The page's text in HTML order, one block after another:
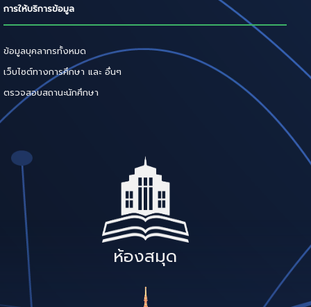
การให้บริการข้อมูล
ข้อมูลบุคลากรทั้งหมด
เว็บไซต์ทางการศึกษา และ อื่นๆ
ตรวจสอบสถานะนักศึกษา
ห้องสมุด